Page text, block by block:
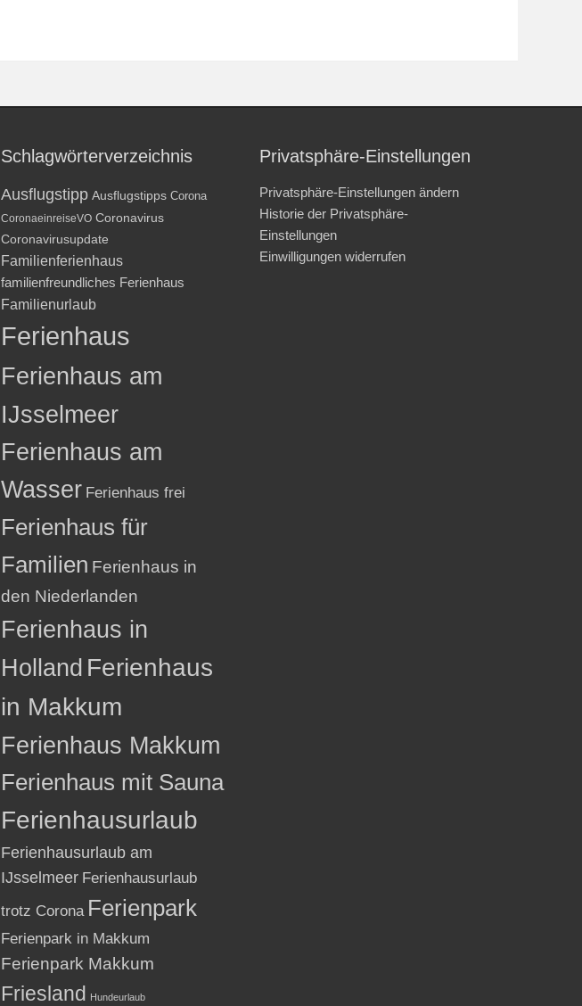
Schlagwörterverzeichnis
Ausflugstipp Ausflugstipps Corona
CoronaeinreiseVO Coronavirus
Coronavirusupdate
Familienferienhaus
familienfreundliches Ferienhaus
Familienurlaub
Ferienhaus
Ferienhaus am
IJsselmeer
Ferienhaus am
Wasser Ferienhaus frei
Ferienhaus für
Familien Ferienhaus in
den Niederlanden
Ferienhaus in
Holland Ferienhaus
in Makkum
Ferienhaus Makkum
Ferienhaus mit Sauna
Ferienhausurlaub
Ferienhausurlaub am
IJsselmeer Ferienhausurlaub
trotz Corona Ferienpark
Ferienpark in Makkum
Ferienpark Makkum
Friesland Hundeurlaub
Privatsphäre-Einstellungen
Privatsphäre-Einstellungen ändern
Historie der Privatsphäre-
Einstellungen
Einwilligungen widerrufen